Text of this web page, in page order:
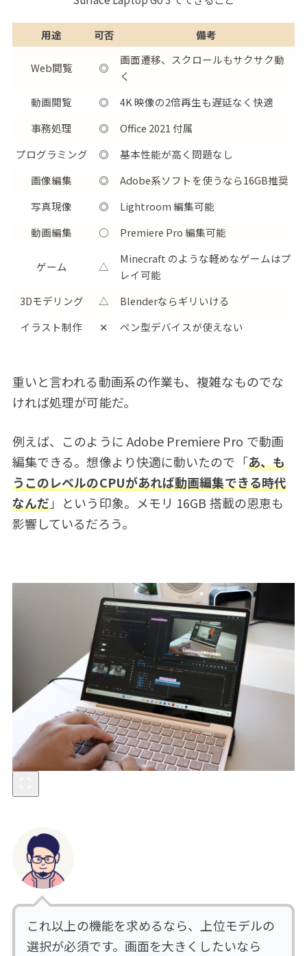
用途 可否 備考
Web閲覧 ◎
画面遷移、スクロールもサクサク動
く
動画閲覧
◎
4K 映像の2倍再生も遅延なく快適
事務処理
◎
Office 2021 付属
プログラミング
◎
基本性能が高く問題なし
画像編集
◎
Adobe系ソフトを使うなら16GB推奨
写真現像
◎
Lightroom 編集可能
動画編集
○ Premiere Pro 編集可能
ゲーム △
Minecraft のような軽めなゲームはプ
レイ可能
3Dモデリング
△
Blenderならギリいける
イラスト制作
✕ ペン型デバイスが使えない
重いと言われる動画系の作業も、複雑なものでな
ければ処理が可能だ。
例えば、このように Adobe Premiere Pro で動画
編集できる。想像より快適に動いたので「あ、も
うこのレベルのCPUがあれば動画編集できる時代
なんだ」という印象。メモリ 16GB 搭載の恩恵も
影響しているだろう。
これ以上の機能を求めるなら、上位モデルの
選択が必須です。画面を大きくしたいなら